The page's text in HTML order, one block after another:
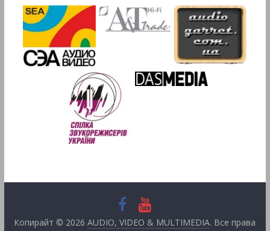
Копирайт © 2026AUDIO, VIDEO & MULTIMEDIA. Все права